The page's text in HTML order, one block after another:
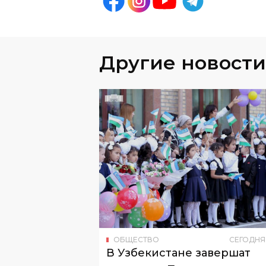
ОБЩЕСТВО СЕГОДНЯ
В Узбекистане завершат
доставку «Президентских
подарков» к 25 августа